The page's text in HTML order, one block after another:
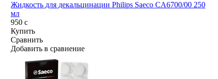
Жидкость для декальцинации Philips Saeco CA6700/00 250
мл
950c
Купить
Сравнить
Добавить в сравнение